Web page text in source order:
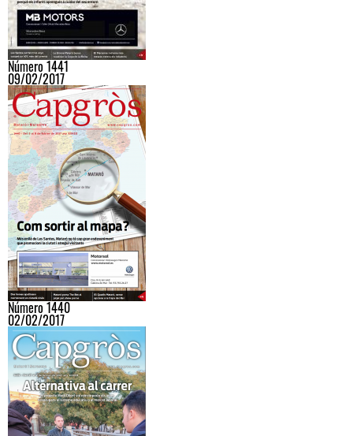
Número 1441
09/02/2017
Número 1440
02/02/2017